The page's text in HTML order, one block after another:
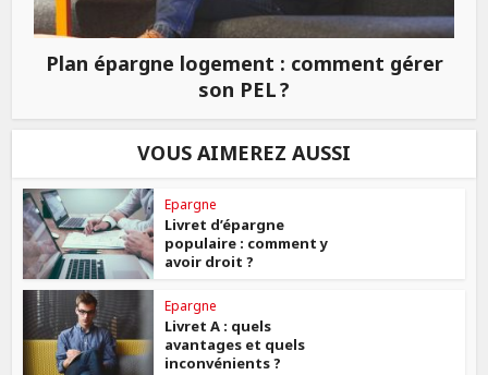
Plan épargne logement : comment gérer
son PEL ?
VOUS AIMEREZ AUSSI
Epargne
Livret d’épargne
populaire : comment y
avoir droit ?
Epargne
Livret A : quels
avantages et quels
inconvénients ?